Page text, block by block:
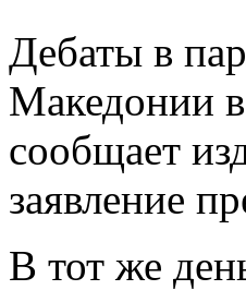
Дебаты в
Македонии
сообщает
заявление
В тот же